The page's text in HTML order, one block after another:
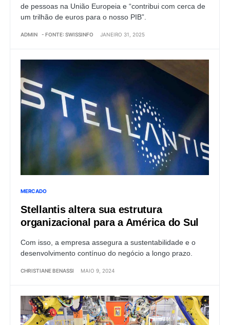
de pessoas na União Europeia e “contribui com cerca de
um trilhão de euros para o nosso PIB”.
ADMIN - FONTE: SWISSINFO JANEIRO 31, 2025
MERCADO
Stellantis altera sua estrutura
organizacional para a América do Sul
Com isso, a empresa assegura a sustentabilidade e o
desenvolvimento contínuo do negócio a longo prazo.
CHRISTIANE BENASSI MAIO 9, 2024